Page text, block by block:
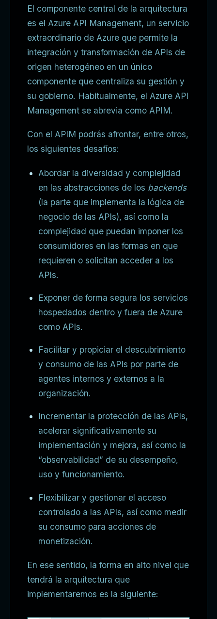
El componente central de la arquitectura
es el Azure API Management, un servicio
extraordinario de Azure que permite la
integración y transformación de APIs de
origen heterogéneo en un único
componente que centraliza su gestión y
su gobierno. Habitualmente, el Azure API
Management se abrevia como APIM.
Con el APIM podrás afrontar, entre otros,
los siguientes desafíos:
Abordar la diversidad y complejidad
en las abstracciones de los backends
(la parte que implementa la lógica de
negocio de las APIs), así como la
complejidad que puedan imponer los
consumidores en las formas en que
requieren o solicitan acceder a los
APIs.
Exponer de forma segura los servicios
hospedados dentro y fuera de Azure
como APIs.
Facilitar y propiciar el descubrimiento
y consumo de las APIs por parte de
agentes internos y externos a la
organización.
Incrementar la protección de las APIs,
acelerar significativamente su
implementación y mejora, así como la
“observabilidad” de su desempeño,
uso y funcionamiento.
Flexibilizar y gestionar el acceso
controlado a las APIs, así como medir
su consumo para acciones de
monetización.
En ese sentido, la forma en alto nivel que
tendrá la arquitectura que
implementaremos es la siguiente: